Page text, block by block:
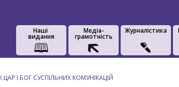
Наші
видання
Медіа-
грамотність
Журналістика
І БОГ СУСПІЛЬНИХ КОМУНІКАЦІЙ